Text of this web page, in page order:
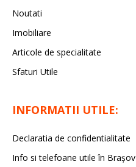
Noutati
Imobiliare
Articole de specialitate
Sfaturi Utile
INFORMATII UTILE:
Declaratia de confidentialitate
Info si telefoane utile în Braşov